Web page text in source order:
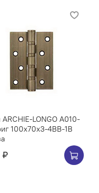
ARCHIE-LONGO A010-
100x70x3-4BB-1B
₽